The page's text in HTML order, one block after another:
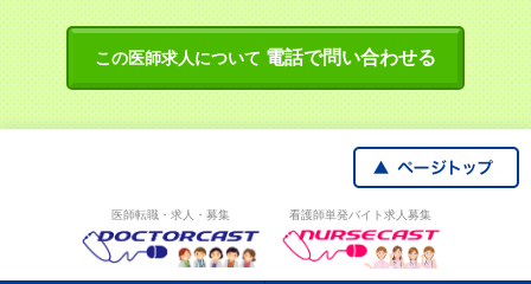
この医師求人について 電話で問い合わせる
医師転職・求人・募集 看護師単発バイト求人募集